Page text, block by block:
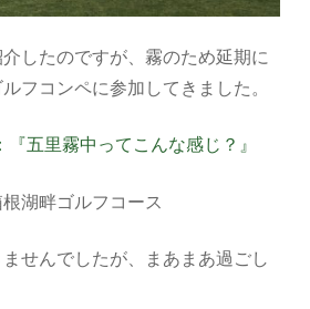
したのですが、霧のため延期に
フコンペに参加してきました。
五里霧中ってこんな感じ？』
湖畔ゴルフコース
せんでしたが、まあまあ過ごし